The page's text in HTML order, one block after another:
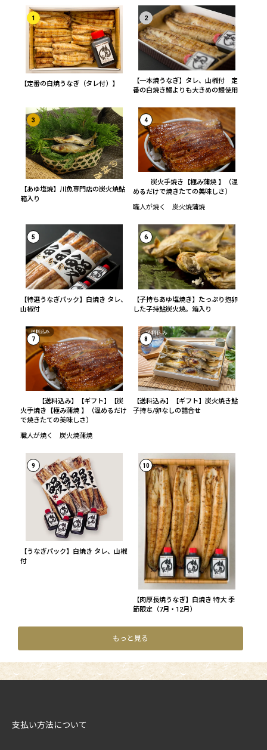
1
【定番の白焼うなぎ（タレ付）】
2
【一本焼うなぎ】タレ、山椒付 定
番の白焼き鰻よりも大きめの鰻使用
3
【あゆ塩焼】川魚専門店の炭火焼鮎
箱入り
4
炭火手焼き【極み蒲焼 】（温
めるだけで焼きたての美味しさ）
職人が焼く 炭火焼蒲焼
5
【特選うなぎパック】白焼き タレ、
山椒付
6
【子持ちあゆ塩焼き】たっぷり抱卵
した子持鮎炭火焼。箱入り
7
【送料込み】【ギフト】【炭
火手焼き【極み蒲焼 】（温めるだけ
で焼きたての美味しさ）
職人が焼く 炭火焼蒲焼
8
【送料込み】【ギフト】炭火焼き鮎
子持ち/卵なしの詰合せ
9
【うなぎパック】白焼き タレ、山椒
付
10
【肉厚長焼うなぎ】白焼き 特大 季
節限定（7月・12月）
もっと見る
支払い方法について